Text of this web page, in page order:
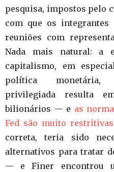
pesquisa, impostos pelo
com que os integrantes
reuniões com
Nada mais natural: a
capitalismo, em
política monetária,
privilegiada resulta
bilionários — e as
Fed são muito restritivas
correta, teria sido
alternativos para tratar
— e Finer encontrou